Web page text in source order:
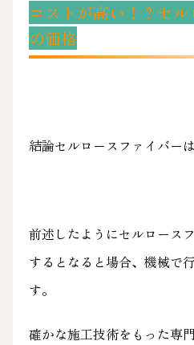
コストが高い！？セ
の価格
結論セルロースファイバー
前述したようにセルロース
するとなると場合、機械で
す。
確かな施工技術をもった専